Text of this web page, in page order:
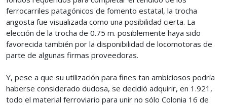
ferrocarriles patagónicos de fomento estatal, la trocha
angosta fue visualizada como una posibilidad cierta. La
elección de la trocha de 0.75 m. posiblemente haya sido
favorecida también por la disponibilidad de locomotoras de
parte de algunas firmas proveedoras.
Y, pese a que su utilización para fines tan ambiciosos podría
haberse considerado dudosa, se decidió adquirir, en 1.921,
todo el material ferroviario para unir no sólo Colonia 16 de